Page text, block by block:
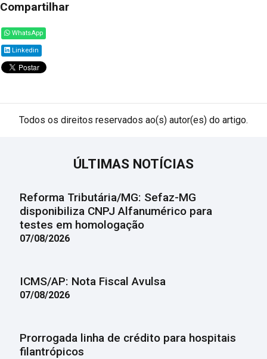
Compartilhar
WhatsApp
Linkedin
Todos os direitos reservados ao(s) autor(es) do artigo.
ÚLTIMAS NOTÍCIAS
Reforma Tributária/MG: Sefaz-MG
disponibiliza CNPJ Alfanumérico para
testes em homologação
07/08/2026
ICMS/AP: Nota Fiscal Avulsa
07/08/2026
Prorrogada linha de crédito para hospitais
filantrópicos